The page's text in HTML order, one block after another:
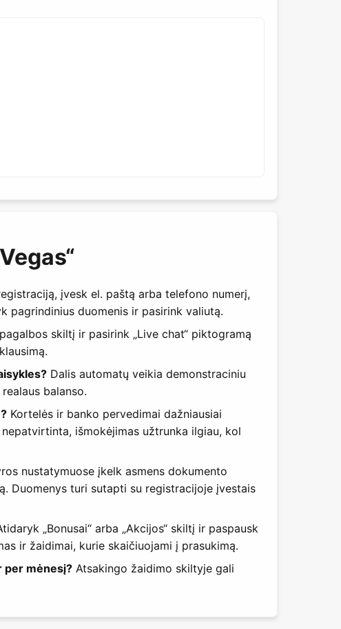
įvesk el. paštą arba telefono numerį,
pagrindinius duomenis ir pasirink valiutą.
skiltį ir pasirink „Live chat“ piktogramą
Dalis automatų veikia demonstraciniu
balanso.
Kortelės ir banko pervedimai dažniausiai
išmokėjimas užtrunka ilgiau, kol
nustatymuose įkelk asmens dokumento
Duomenys turi sutapti su registracijoje įvestais
„Bonusai“ arba „Akcijos“ skiltį ir paspausk
ir žaidimai, kurie skaičiuojami į prasukimą.
per mėnesį?Atsakingo žaidimo skiltyje gali